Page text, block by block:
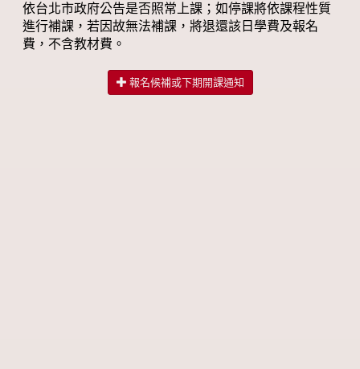
依台北市政府公告是否照常上課；如停課將依課程性質
進行補課，若因故無法補課，將退還該日學費及報名
費，不含教材費。
報名候補或下期開課通知